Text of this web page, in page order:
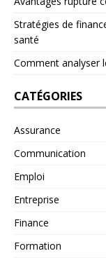
Stratégies de
santé
Comment analyser
CATÉGORIES
Assurance
Communication
Emploi
Entreprise
Finance
Formation